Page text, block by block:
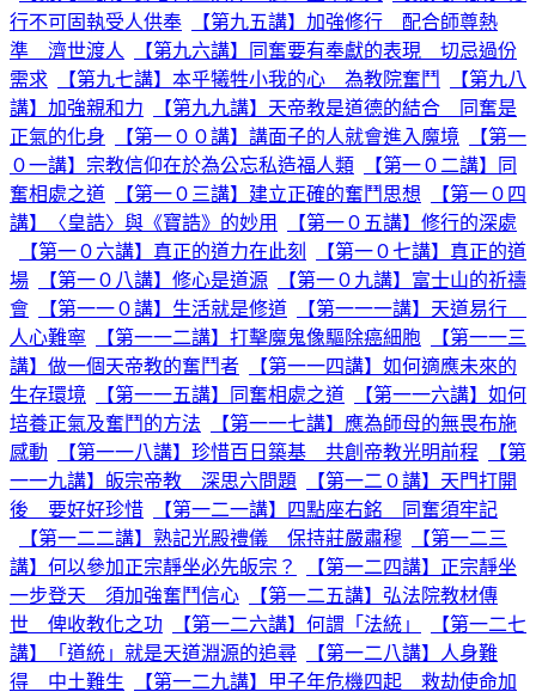
行不可固執受人供奉
【第九五講】加強修行 配合師尊熱
準 濟世渡人
【第九六講】同奮要有奉獻的表現 切忌過份
需求
【第九七講】本乎犧牲小我的心 為教院奮鬥
【第九八
講】加強親和力
【第九九講】天帝教是道德的結合 同奮是
正氣的化身
【第一００講】講面子的人就會進入魔境
【第一
０一講】宗教信仰在於為公忘私造福人類
【第一０二講】同
奮相處之道
【第一０三講】建立正確的奮鬥思想
【第一０四
講】〈皇誥〉與《寶誥》的妙用
【第一０五講】修行的深處
【第一０六講】真正的道力在此刻
【第一０七講】真正的道
場
【第一０八講】修心是道源
【第一０九講】富士山的祈禱
會
【第一一０講】生活就是修道
【第一一一講】天道易行
人心難寧
【第一一二講】打擊魔鬼像驅除癌細胞
【第一一三
講】做一個天帝教的奮鬥者
【第一一四講】如何適應未來的
生存環境
【第一一五講】同奮相處之道
【第一一六講】如何
培養正氣及奮鬥的方法
【第一一七講】應為師母的無畏布施
感動
【第一一八講】珍惜百日築基 共創帝教光明前程
【第
一一九講】皈宗帝教 深思六問題
【第一二０講】天門打開
後 要好好珍惜
【第一二一講】四點座右銘 同奮須牢記
【第一二二講】熟記光殿禮儀 保持莊嚴肅穆
【第一二三
講】何以參加正宗靜坐必先皈宗？
【第一二四講】正宗靜坐
一步登天 須加強奮鬥信心
【第一二五講】弘法院教材傳
世 俾收教化之功
【第一二六講】何謂「法統」
【第一二七
講】「道統」就是天道淵源的追尋
【第一二八講】人身難
得 中土難生
【第一二九講】甲子年危機四起 救劫使命加